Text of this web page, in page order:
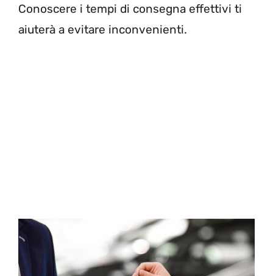
Conoscere i tempi di consegna effettivi ti
aiuterà a evitare inconvenienti.